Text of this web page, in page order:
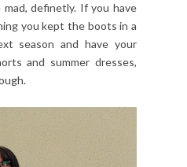
definetly. If you have
you kept the boots in a
season and have your
and summer dresses,